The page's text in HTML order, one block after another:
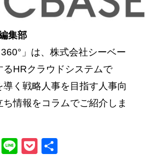
集部
360°」は、株式会社シーベー
るHRクラウドシステムで
導く戦略人事を目指す人事向
ち情報をコラムでご紹介しま
Hatena
LinePocket